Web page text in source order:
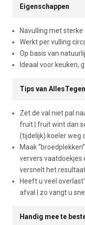
Eigenschappen
Navulling met
Werkt per vulling
Op basis van
Ideaal voor keuken,
Tips van
Zet de val niet pal
fruit | fruit wint dan
(tijdelijk) koeler weg
Maak
ververs vaatdoekjes
versnelt het
Heeft u veel
afval | zo vangt u
Handig mee te